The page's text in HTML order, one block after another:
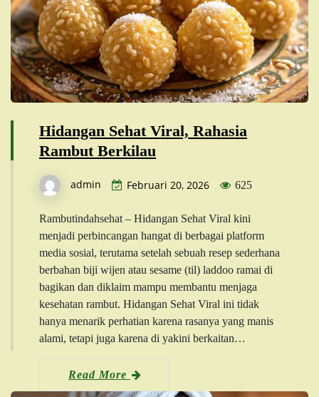
Hidangan Sehat Viral, Rahasia
Rambut Berkilau
admin Februari 20, 2026 625
Rambutindahsehat – Hidangan Sehat Viral kini
menjadi perbincangan hangat di berbagai platform
media sosial, terutama setelah sebuah resep sederhana
berbahan biji wijen atau sesame (til) laddoo ramai di
bagikan dan diklaim mampu membantu menjaga
kesehatan rambut. Hidangan Sehat Viral ini tidak
hanya menarik perhatian karena rasanya yang manis
alami, tetapi juga karena di yakini berkaitan…
Read More